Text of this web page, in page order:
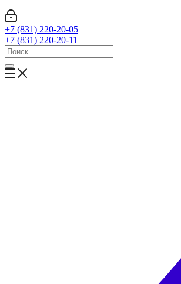
+7 (831) 220-20-05
+7 (831) 220-20-11